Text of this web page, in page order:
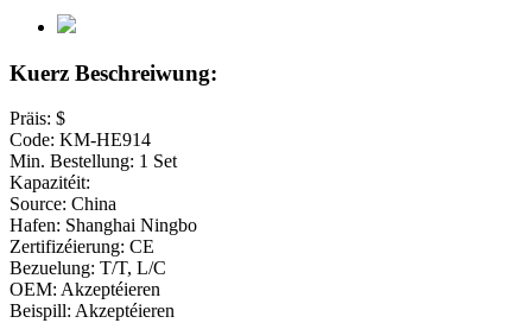
Kuerz Beschreiwung:
Präis: $
Code: KM-HE914
Min. Bestellung: 1 Set
Kapazitéit:
Source: China
Hafen: Shanghai Ningbo
Zertifizéierung: CE
Bezuelung: T/T, L/C
OEM: Akzeptéieren
Beispill: Akzeptéieren